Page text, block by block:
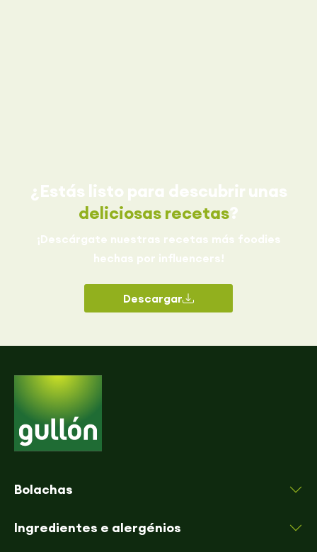
¿Estás listo para descubrir unas
deliciosas recetas?
¡Descárgate nuestras recetas más foodies
hechas por influencers!
Descargar
Bolachas
Ingredientes e alergénios